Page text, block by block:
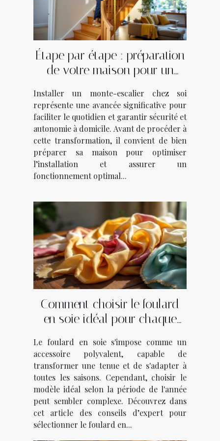
Étape par étape : préparation
de votre maison pour un
Installer un monte-escalier chez soi
représente une avancée significative pour
faciliter le quotidien et garantir sécurité et
autonomie à domicile. Avant de procéder à
cette transformation, il convient de bien
préparer sa maison pour optimiser
l’installation et assurer un
fonctionnement optimal...
Comment choisir le foulard
en soie idéal pour chaque
Le foulard en soie s'impose comme un
accessoire polyvalent, capable de
transformer une tenue et de s'adapter à
toutes les saisons. Cependant, choisir le
modèle idéal selon la période de l'année
peut sembler complexe. Découvrez dans
cet article des conseils d’expert pour
sélectionner le foulard en...